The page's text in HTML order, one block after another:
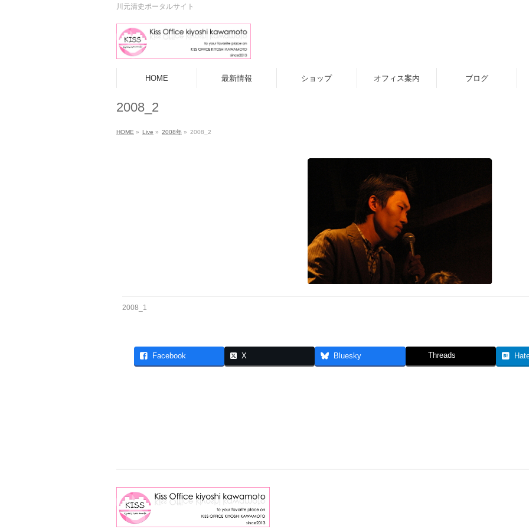
川元清史ポータルサイト
HOME 最新情報 ショップ オフィス案内 ブログ
2008_2
HOME » Live » 2008年 » 2008_2
2008_1
Facebook X Bluesky Threads